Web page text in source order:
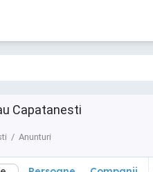
Capatanesti
Anunturi